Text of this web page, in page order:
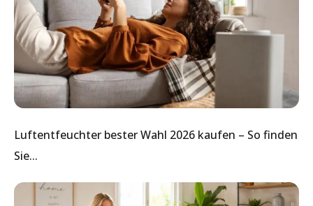
Luftentfeuchter bester Wahl 2026 kaufen – So finden
Sie...